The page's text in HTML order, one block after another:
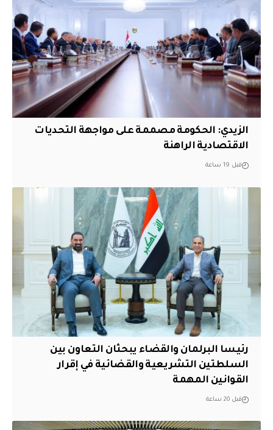
الزيدي: الحكومة مصممة على مواجهة التحديات
الاقتصادية الراهنة
قبل 19 ساعة
رئيسا البرلمان والقضاء يبحثان التعاون بين
السلطتين التشريعية والقضائية في إقرار
القوانين المهمة
قبل 20 ساعة